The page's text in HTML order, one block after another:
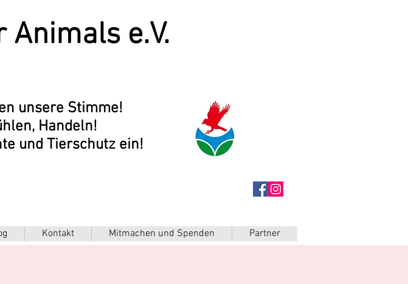
e.V.
unsere Stimme!
Handeln!
und Tierschutz ein!
Kontakt Mitmachen und Spenden Partner